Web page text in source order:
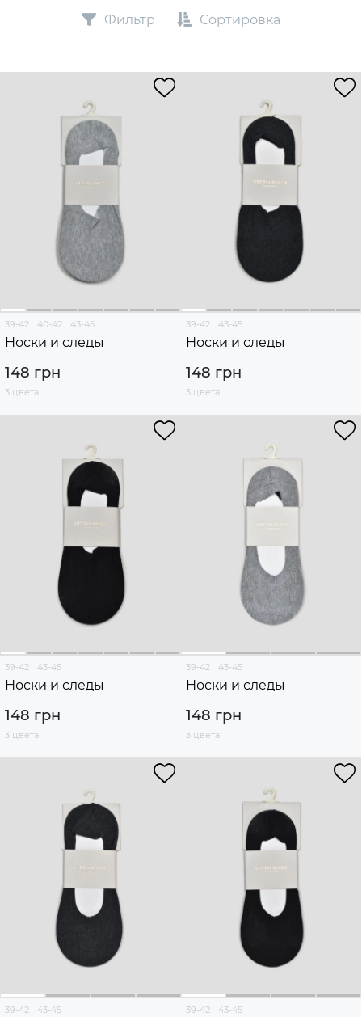
Фильтр Сортировка
39-42 40-42 43-45
Носки и следы
148 грн
3 цвета
39-42 43-45
Носки и следы
148 грн
3 цвета
39-42 43-45
Носки и следы
148 грн
3 цвета
39-42 43-45
Носки и следы
148 грн
3 цвета
39-42 43-45 39-42 43-45